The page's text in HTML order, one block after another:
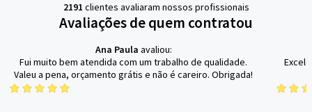
2191 clientes avaliaram nossos profissionais
Avaliações de quem contratou
Ana Paula avaliou:
Fui muito bem atendida com um trabalho de qualidade.
Valeu a pena, orçamento grátis e não é careiro. Obrigada!